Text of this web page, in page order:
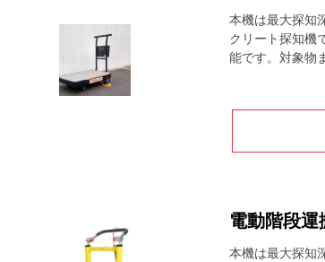
本機は最大探知
クリート探知機
能です。対象物
電動階段運
本機は最大探知